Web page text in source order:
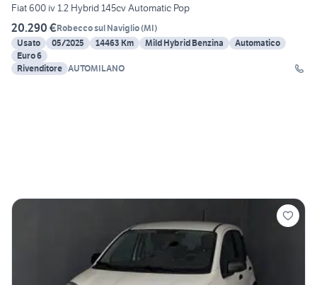
Fiat 600 iv 1.2 Hybrid 145cv Automatic Pop
20.290 €Robecco sul Naviglio(MI)
Usato
05/2025 14463 Km Mild Hybrid Benzina
Automatico
Euro 6
Rivenditore AUTOMILANO